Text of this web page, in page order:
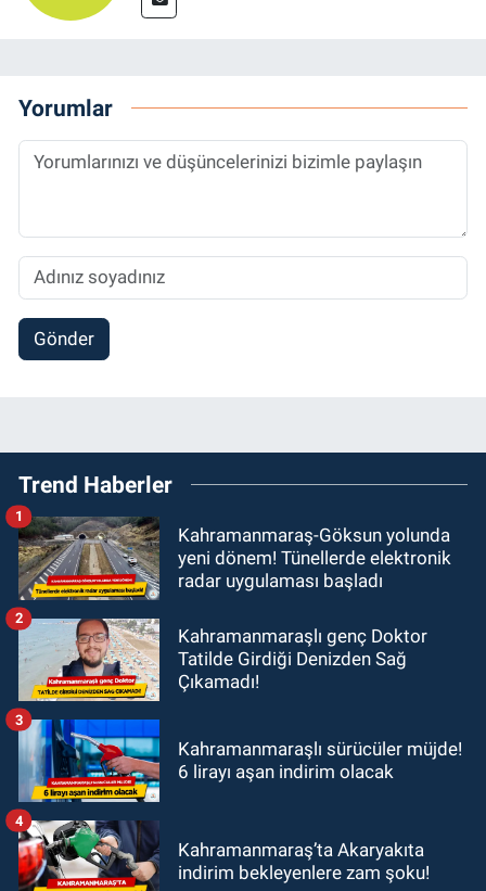
Yorumlar
Gönder
Trend Haberler
Kahramanmaraş-Göksun yolunda
yeni dönem! Tünellerde elektronik
radar uygulaması başladı
1
Kahramanmaraşlı genç Doktor
Tatilde Girdiği Denizden Sağ
Çıkamadı!
2
Kahramanmaraşlı sürücüler müjde!
6 lirayı aşan indirim olacak
3
Kahramanmaraş’ta Akaryakıta
indirim bekleyenlere zam şoku!
4